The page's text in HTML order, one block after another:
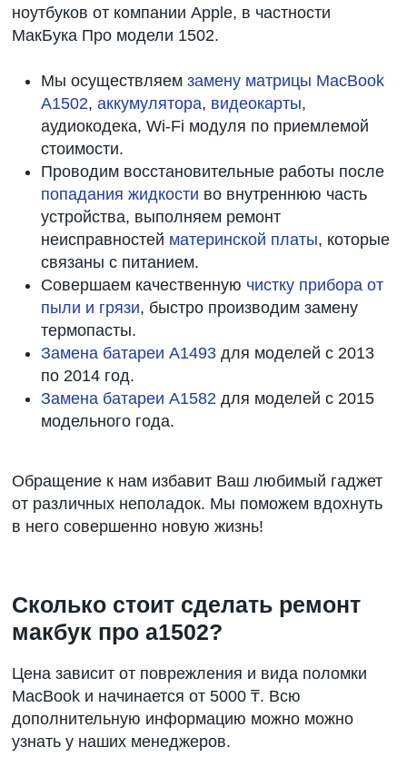
ноутбуков от компании Apple, в частности
МакБука Про модели 1502.
Мы осуществляем замену матрицы MacBook
A1502, аккумулятора, видеокарты,
аудиокодека, Wi-Fi модуля по приемлемой
стоимости.
Проводим восстановительные работы после
попадания жидкости во внутреннюю часть
устройства, выполняем ремонт
неисправностей материнской платы, которые
связаны с питанием.
Совершаем качественную чистку прибора от
пыли и грязи, быстро производим замену
термопасты.
Замена батареи A1493 для моделей с 2013
по 2014 год.
Замена батареи A1582 для моделей с 2015
модельного года.
Обращение к нам избавит Ваш любимый гаджет
от различных неполадок. Мы поможем вдохнуть
в него совершенно новую жизнь!
Сколько стоит сделать ремонт
макбук про а1502?
Цена зависит от поврежления и вида поломки
MacBook и начинается от 5000 ₸. Всю
дополнительную информацию можно можно
узнать у наших менеджеров.